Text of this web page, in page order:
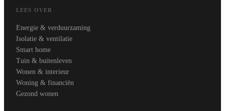
LEES OVER
Energie & verduurzaming
Isolatie & ventilatie
Smart home
Tuin & buitenleven
Wonen & interieur
Woning & financiën
Gezond wonen